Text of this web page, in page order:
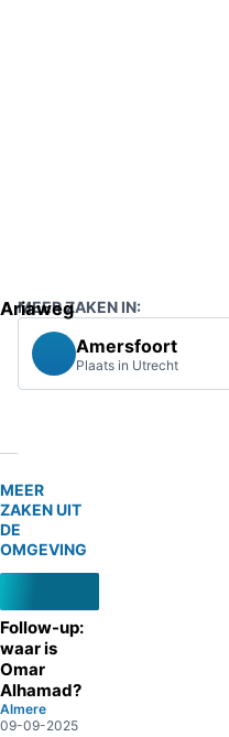
Ariaweg
MEER ZAKEN IN:
Amersfoort
Plaats in Utrecht
MEER
ZAKEN UIT
DE
OMGEVING
Follow-up:
waar is
Omar
Alhamad?
Almere
09-09-2025